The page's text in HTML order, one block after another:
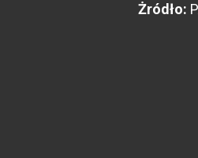
Żródło: